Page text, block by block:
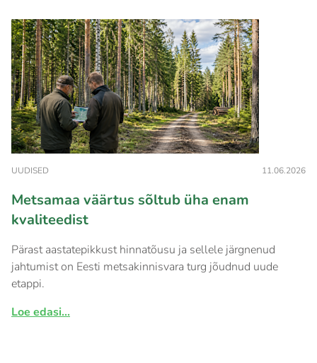
UUDISED 11.06.2026
Metsamaa väärtus sõltub üha enam
kvaliteedist
Pärast aastatepikkust hinnatõusu ja sellele järgnenud
jahtumist on Eesti metsakinnisvara turg jõudnud uude
etappi.
Loe edasi...